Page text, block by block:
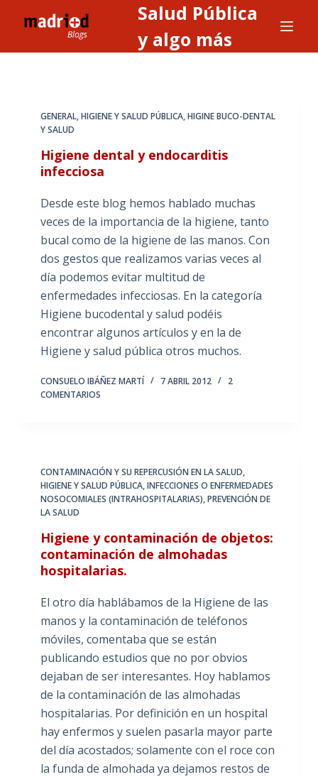
l
Salud Pública
y algo más
GENERAL,HIGIENE Y SALUD PÚBLICA,HIGINE BUCO-DENTAL
Y SALUD
Higiene dental y endocarditis
infecciosa
Desde este blog hemos hablado muchas
veces de la importancia de la higiene, tanto
bucal como de la higiene de las manos. Con
dos gestos que realizamos varias veces al
día podemos evitar multitud de
enfermedades infecciosas. En la categoría
Higiene bucodental y salud podéis
encontrar algunos artículos y en la de
Higiene y salud pública otros muchos.
CONSUELO IBÁÑEZ MARTÍ 7 ABRIL 2012
2
COMENTARIOS
CONTAMINACIÓN Y SU REPERCUSIÓN EN LA SALUD,
HIGIENE Y SALUD PÚBLICA,INFECCIONES O ENFERMEDADES
NOSOCOMIALES (INTRAHOSPITALARIAS),PREVENCIÓN DE
LA SALUD
Higiene y contaminación de objetos:
contaminación de almohadas
hospitalarias.
El otro día hablábamos de la Higiene de las
manos y la contaminación de teléfonos
móviles, comentaba que se están
publicando estudios que no por obvios
dejaban de ser interesantes. Hoy hablamos
de la contaminación de las almohadas
hospitalarias. Por definición en un hospital
hay enfermos y suelen pasarla mayor parte
del día acostados; solamente con el roce con
la funda de almohada ya dejamos restos de